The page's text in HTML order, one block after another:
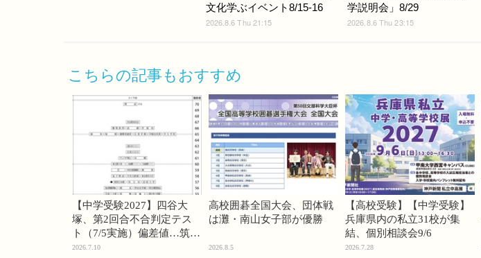
文化学ぶイベント8/15-16
2026.8.6 Thu 21:15
学説明会」8/29
2026.8.6 Thu 23:15
こちらの記事もおすすめ
【中学受験2027】四谷大
塚、第2回合不合判定テス
ト（7/5実施）偏差値…筑駒
74・桜蔭70＜PR＞
2026.7.10
高校囲碁全国大会、団体戦
は灘・南山女子部が優勝
2026.8.5
【高校受験】【中学受験】
兵庫県内の私立31校が集
結、個別相談会9/6
2026.7.28